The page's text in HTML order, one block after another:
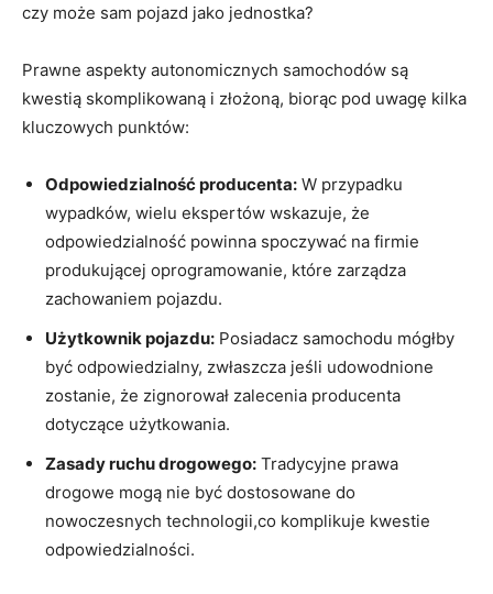
czy może sam pojazd jako jednostka?
Prawne aspekty autonomicznych samochodów są
kwestią skomplikowaną i złożoną, biorąc pod uwagę kilka
kluczowych punktów:
Odpowiedzialność producenta: W przypadku
wypadków, wielu ekspertów wskazuje, że
odpowiedzialność powinna spoczywać na firmie
produkującej oprogramowanie, które zarządza
zachowaniem pojazdu.
Użytkownik pojazdu: Posiadacz samochodu mógłby
być odpowiedzialny, zwłaszcza jeśli udowodnione
zostanie, że zignorował zalecenia producenta
dotyczące użytkowania.
Zasady ruchu drogowego: Tradycyjne prawa
drogowe mogą nie być dostosowane do
nowoczesnych technologii,co komplikuje kwestie
odpowiedzialności.